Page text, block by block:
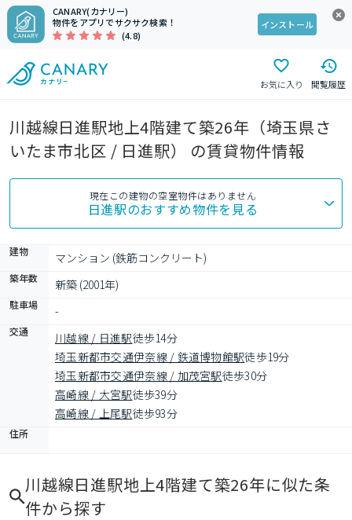
CANARY(カナリー)
物件をアプリでサクサク検索！
(4.8)
インストール
お気に入り 閲覧履歴
川越線日進駅地上4階建て築26年（埼玉県さ
いたま市北区 / 日進駅） の賃貸物件情報
現在この建物の空室物件はありません
日進駅のおすすめ物件を見る
建物 マンション (鉄筋コンクリート)
築年数 新築 (2001年)
駐車場 -
交通 川越線 / 日進駅徒歩14分
埼玉新都市交通伊奈線 / 鉄道博物館駅徒歩19分
埼玉新都市交通伊奈線 / 加茂宮駅徒歩30分
高崎線 / 大宮駅徒歩39分
高崎線 / 上尾駅徒歩93分
住所
川越線日進駅地上4階建て築26年に似た条
件から探す